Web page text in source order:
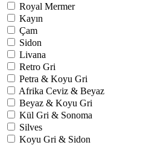
Royal Mermer
Kayın
Çam
Sidon
Livana
Retro Gri
Petra & Koyu Gri
Afrika Ceviz & Beyaz
Beyaz & Koyu Gri
Kül Gri & Sonoma
Silves
Koyu Gri & Sidon